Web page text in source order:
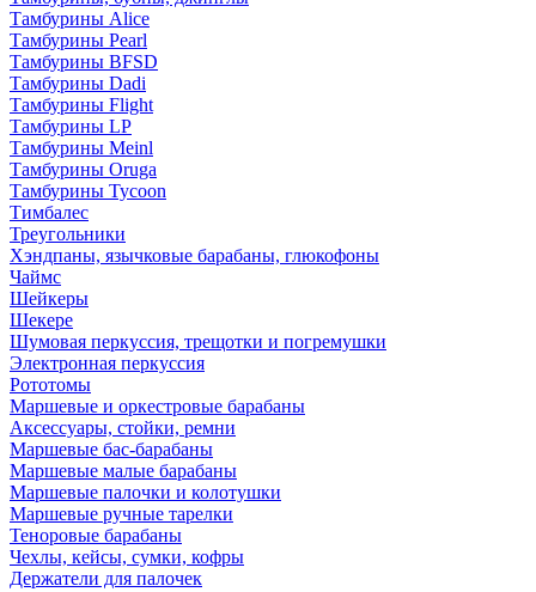
Тамбурины Alice
Тамбурины Pearl
Тамбурины BFSD
Тамбурины Dadi
Тамбурины Flight
Тамбурины LP
Тамбурины Meinl
Тамбурины Oruga
Тамбурины Tycoon
Тимбалес
Треугольники
Хэндпаны, язычковые барабаны, глюкофоны
Чаймс
Шейкеры
Шекере
Шумовая перкуссия, трещотки и погремушки
Электронная перкуссия
Рототомы
Маршевые и оркестровые барабаны
Аксессуары, стойки, ремни
Маршевые бас-барабаны
Маршевые малые барабаны
Маршевые палочки и колотушки
Маршевые ручные тарелки
Теноровые барабаны
Чехлы, кейсы, сумки, кофры
Держатели для палочек